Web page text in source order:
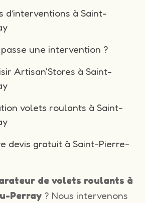
d’interventions à Saint-
une intervention ?
Artisan'Stores à Saint-
volets roulants à Saint-
devis gratuit à Saint-Pierre-
de volets roulants à
Perray ? Nous intervenons